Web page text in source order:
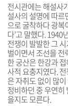
전시관에는 해설사
설사의 설명에 따
으로 굴착하다 광복
다’고 말했다.
전쟁이 발발한 그
벌이면서 조선을 전
한 궁산은 한강과
사적 요충지였다.
은 자취도 없이 많
정비하던 중 우연히
을지도 모른다.